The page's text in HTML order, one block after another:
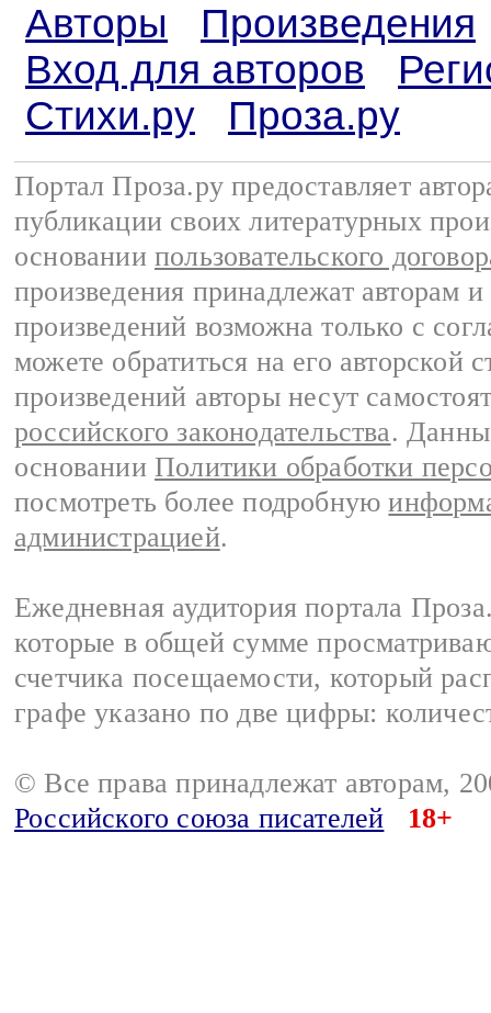
Авторы
Произведения
Вход для авторов
Стихи.ру
Проза.ру
Портал Проза.ру предоставляет
публикации своих литературных
основании пользовательского
произведения принадлежат авторам
произведений возможна только с
можете обратиться на его авторской
произведений авторы несут
российского законодательства.
основании Политики обработки
посмотреть более подробную
администрацией.
Ежедневная аудитория портала
которые в общей сумме
счетчика посещаемости, который
графе указано по две цифры:
© Все права принадлежат авторам,
Российского союза писателей
18+